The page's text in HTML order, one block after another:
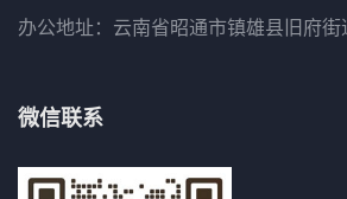
办公地址：云南省昭通市镇雄县旧府
微信联系